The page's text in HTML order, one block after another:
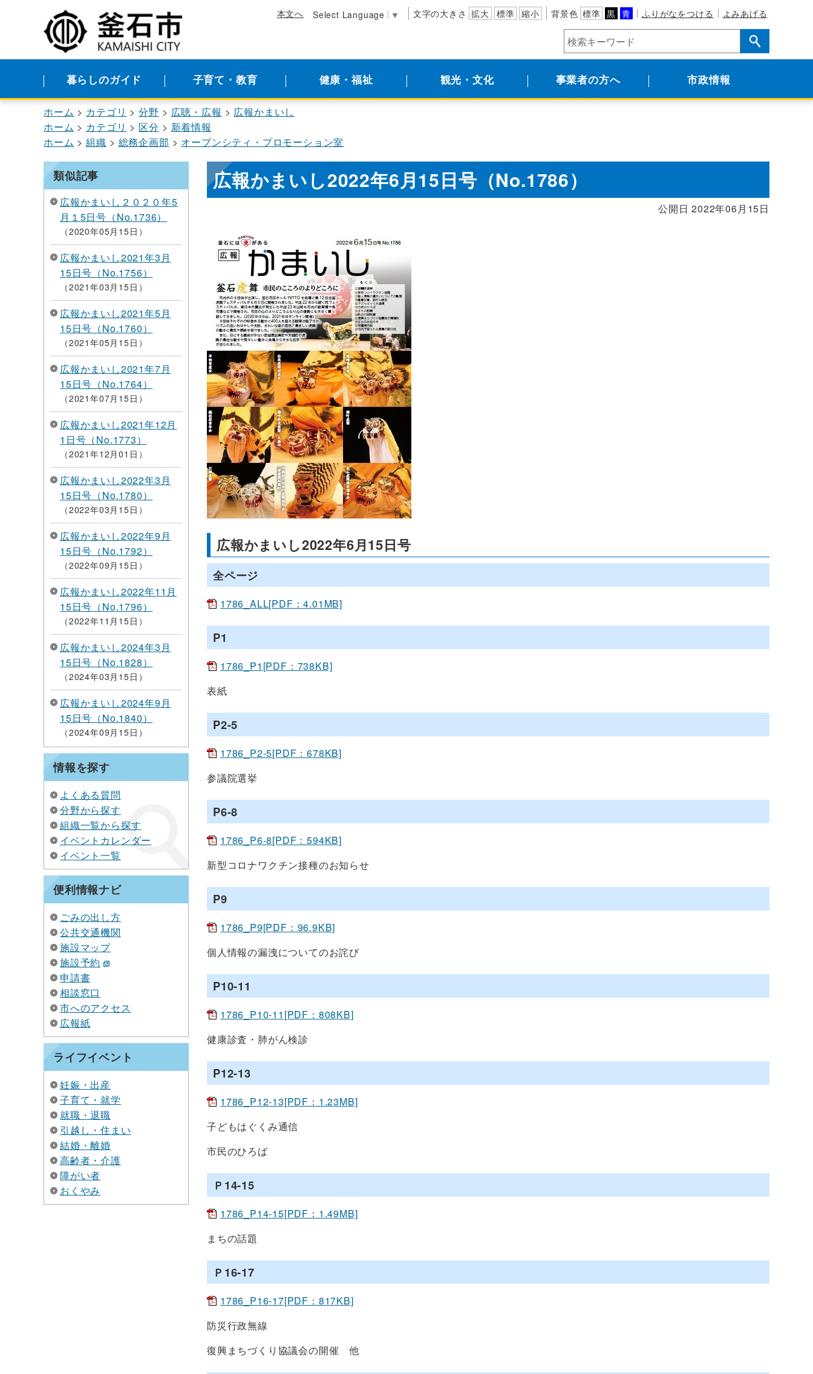
本文へ Select Language ▼ 文字の大きさ 拡大 標準 縮小 背景色 標準 黒 青 ふりがなをつける よみあげる
暮らしのガイド 子育て・教育 健康・福祉 観光・文化 事業者の方へ 市政情報
ホーム カテゴリ 分野 広聴・広報
広報かまいし
ホーム
カテゴリ 区分
新着情報
ホーム
組織 総務企画部 オープンシティ・プロモーション室
類似記事
広報かまいし２０２０年5
月１5日号（No.1736）
2020年05月15日
広報かまいし2021年3月
15日号（No.1756）
2021年03月15日
広報かまいし2021年5月
15日号（No.1760）
2021年05月15日
広報かまいし2021年7月
15日号（No.1764）
2021年07月15日
広報かまいし2021年12月
1日号（No.1773）
2021年12月01日
広報かまいし2022年3月
15日号（No.1780）
2022年03月15日
広報かまいし2022年9月
15日号（No.1792）
2022年09月15日
広報かまいし2022年11月
15日号（No.1796）
2022年11月15日
広報かまいし2024年3月
15日号（No.1828）
2024年03月15日
広報かまいし2024年9月
15日号（No.1840）
2024年09月15日
情報を探す
よくある質問
分野から探す
組織一覧から探す
イベントカレンダー
イベント一覧
便利情報ナビ
ごみの出し方
公共交通機関
施設マップ
施設予約
申請書
相談窓口
市へのアクセス
広報紙
ライフイベント
妊娠・出産
子育て・就学
就職・退職
引越し・住まい
結婚・離婚
高齢者・介護
障がい者
おくやみ
広報かまいし2022年6月15日号（No.1786）
公開日 2022年06月15日
広報かまいし2022年6月15日号
全ページ
1786_ALL[PDF：4.01MB]
P1
1786_P1[PDF：738KB]
表紙
P2-5
1786_P2-5[PDF：678KB]
参議院選挙
P6-8
1786_P6-8[PDF：594KB]
新型コロナワクチン接種のお知らせ
P9
1786_P9[PDF：96.9KB]
個人情報の漏洩についてのお詫び
P10-11
1786_P10-11[PDF：808KB]
健康診査・肺がん検診
P12-13
1786_P12-13[PDF：1.23MB]
子どもはぐくみ通信
市民のひろば
Ｐ14-15
1786_P14-15[PDF：1.49MB]
まちの話題
Ｐ16-17
1786_P16-17[PDF：817KB]
防災行政無線
復興まちづくり協議会の開催 他